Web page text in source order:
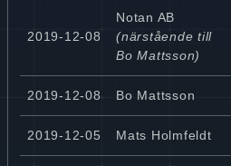
2019-12-08
Notan AB
(närstående till
Bo Mattsson)
2019-12-08 Bo Mattsson
2019-12-05 Mats Holmfeldt